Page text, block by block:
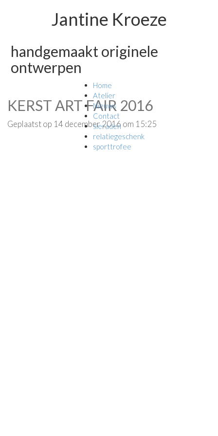
Jantine Kroeze
handgemaakt originele
ontwerpen
Home
Atelier
Nieuws
Contact
sieraden
relatiegeschenk
sporttrofee
KERST ART FAIR 2016
Geplaatst op 14 december 2016 om 15:25